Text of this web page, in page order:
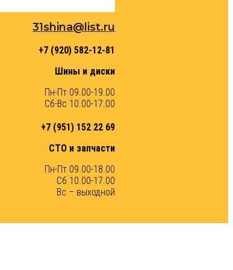
31shina@list.ru
+7 (920) 582-12-81
Шины и диски
Пн-Пт 09.00-19.00
Сб-Вс 10.00-17.00
+7 (951) 152 22 69
СТО и запчасти
Пн-Пт 09.00-18.00
Сб 10.00-17.00
Вс – выходной